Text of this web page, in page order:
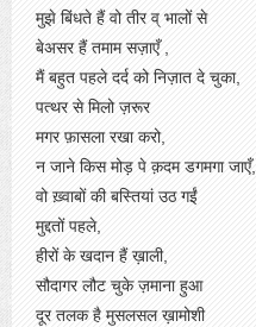
मुझे बिंधते हैं वो तीर व् भालों से
बेअसर हैं तमाम सज़ाएँ ,
मैं बहुत पहले दर्द को निज़ात दे चुका,
पत्थर से मिलो ज़रूर
मगर फ़ासला रखा करो,
न जाने किस मोड़ पे क़दम डगमगा जाएँ,
वो ख़्वाबों की बस्तियां उठ गईं
मुद्दतों पहले,
हीरों के खदान हैं ख़ाली,
सौदागर लौट चुके ज़माना हुआ
दूर तलक है मुसलसल ख़ामोशी